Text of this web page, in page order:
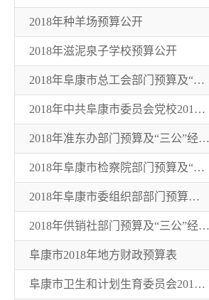
2018年种羊场预算公开
2018年滋泥泉子学校预算公开
2018年阜康市总工会部门预算及“三公”经费公开说明
2018年中共阜康市委员会党校2018年部门预算及“三公”经费公开明细表
2018年准东办部门预算及“三公”经费公开明细表
2018年阜康市检察院部门预算及“三公”经费公开
2018年阜康市委组织部部门预算及“三公”经费公开
2018年供销社部门预算及“三公”经费公开说明
阜康市2018年地方财政预算表
阜康市卫生和计划生育委员会2018年部门预算及“三公”经费公开说明